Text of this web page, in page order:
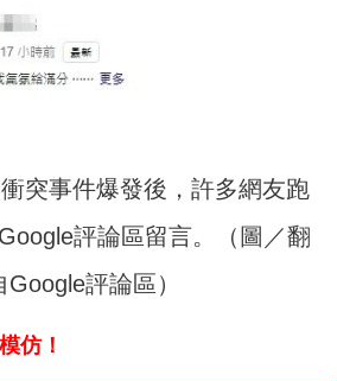
突事件爆發後，許多網友跑
評論區留言。（圖／翻
Google評論區）
仿！